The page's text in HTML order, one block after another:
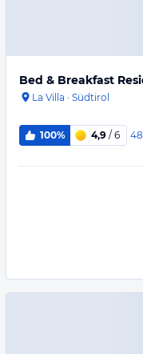
Bed & Breakfast
La Villa · Südtirol
100% 4,9 / 6 48